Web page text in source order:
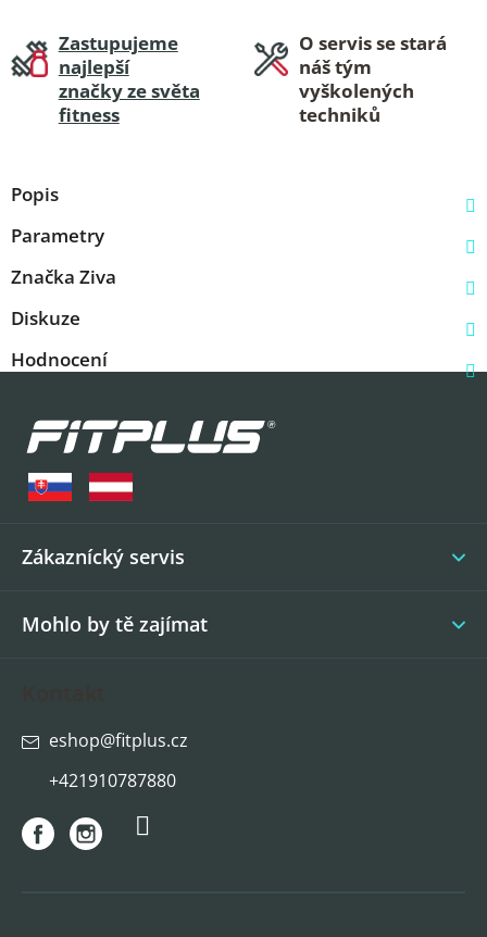
Zastupujeme
najlepší
značky ze světa
fitness
O servis se stará
náš tým
vyškolených
techniků
Popis
Parametry
Značka Ziva
Diskuze
Hodnocení
Zákaznícký servis
Mohlo by tě zajímat
eshop@fitplus.cz
+421910787880